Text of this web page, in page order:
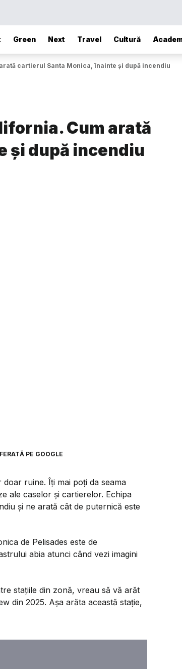
Green Next Travel Cultură
cartierul Santa Monica, înainte și după incendiu
Cum arată
și după incendiu
PE GOOGLE
ruine. Îți mai poți da seama
ale caselor și cartierelor. Echipa
și ne arată cât de puternică este
de Pelisades este de
abia atunci când vezi imagini
stațiile din zonă, vreau să vă arăt
din 2025. Așa arăta această stație,